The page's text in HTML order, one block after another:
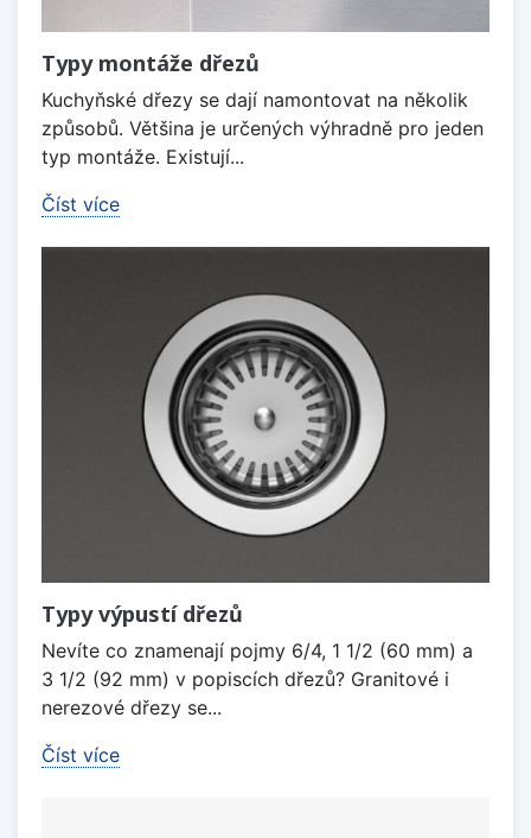
Typy montáže dřezů
Kuchyňské dřezy se dají namontovat na několik
způsobů. Většina je určených výhradně pro jeden
typ montáže. Existují...
Číst více
Typy výpustí dřezů
Nevíte co znamenají pojmy 6/4, 1 1/2 (60 mm) a
3 1/2 (92 mm) v popiscích dřezů? Granitové i
nerezové dřezy se...
Číst více